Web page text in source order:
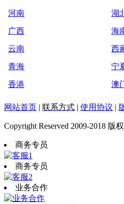
河南 湖
广西 海
云南 西
青海 宁
香港 澳
网站首页 | 联系方式 | 使用协议 |
Copyright Reserved 2009-2018
商务专员
商务专员
业务合作